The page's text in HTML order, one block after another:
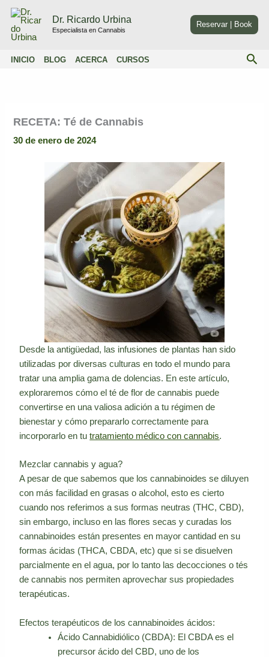
contenido
Dr. Ricardo Urbina
Especialista en Cannabis
Reservar | Book
INICIO BLOG ACERCA CURSOS
RECETA: Té de Cannabis
30 de enero de 2024
Desde la antigüedad, las infusiones de plantas han sido
utilizadas por diversas culturas en todo el mundo para
tratar una amplia gama de dolencias. En este artículo,
exploraremos cómo el té de flor de cannabis puede
convertirse en una valiosa adición a tu régimen de
bienestar y cómo prepararlo correctamente para
incorporarlo en tutratamiento médico con cannabis.
Mezclar cannabis y agua?
A pesar de que sabemos que los cannabinoides se diluyen
con más facilidad en grasas o alcohol, esto es cierto
cuando nos referimos a sus formas neutras (THC, CBD),
sin embargo, incluso en las flores secas y curadas los
cannabinoides están presentes en mayor cantidad en su
formas ácidas (THCA, CBDA, etc) que si se disuelven
parcialmente en el agua, por lo tanto las decocciones o tés
de cannabis nos permiten aprovechar sus propiedades
terapéuticas.
Efectos terapéuticos de los cannabinoides ácidos:
Ácido Cannabidiólico (CBDA): El CBDA es el
precursor ácido del CBD, uno de los